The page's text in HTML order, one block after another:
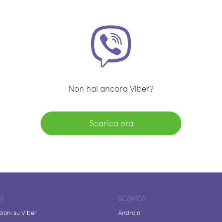
Non hai ancora Viber?
Scarica ora
su Viber
SCARICA
Android